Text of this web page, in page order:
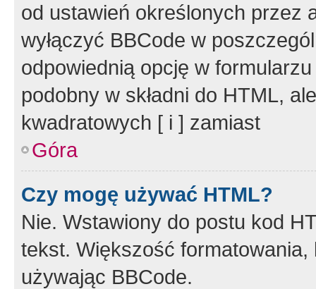
od ustawień określonych przez
wyłączyć BBCode w
odpowiednią opcję w
podobny w składni do HTML,
kwadratowych [ i ] zamiast
Góra
Czy mogę używać HTML?
Nie. Wstawiony do postu kod
tekst. Większość
używając BBCode.